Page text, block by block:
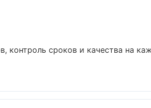
контроль сроков и качества на